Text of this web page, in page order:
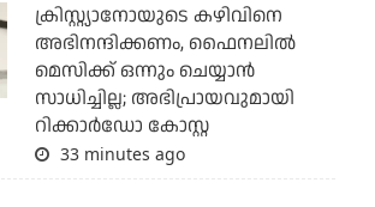
ക്രിസ്റ്റ്യാനോയുടെ കഴിവിനെ
അഭിനന്ദിക്കണം, ഫൈനലില്‍
മെസിക്ക് ഒന്നും ചെയ്യാന്‍
സാധിച്ചില്ല; അഭിപ്രായവുമായി
റിക്കാര്‍ഡോ കോസ്റ്റ
33 minutes ago